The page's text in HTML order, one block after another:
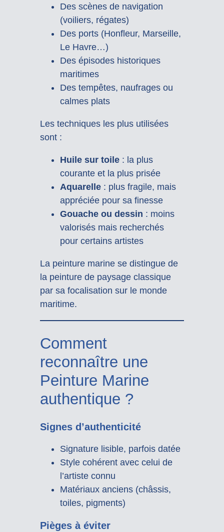
Des scènes de navigation
(voiliers, régates)
Des ports (Honfleur, Marseille,
Le Havre…)
Des épisodes historiques
maritimes
Des tempêtes, naufrages ou
calmes plats
Les techniques les plus utilisées
sont :
Huile sur toile: la plus
courante et la plus prisée
Aquarelle: plus fragile, mais
appréciée pour sa finesse
Gouache ou dessin : moins
valorisés mais recherchés
pour certains artistes
La peinture marine se distingue de
la peinture de paysage classique
par sa focalisation sur le monde
maritime.
Comment
reconnaître une
Peinture Marine
authentique ?
Signes d’authenticité
Signature lisible, parfois datée
Style cohérent avec celui de
l’artiste connu
Matériaux anciens (châssis,
toiles, pigments)
Pièges à éviter